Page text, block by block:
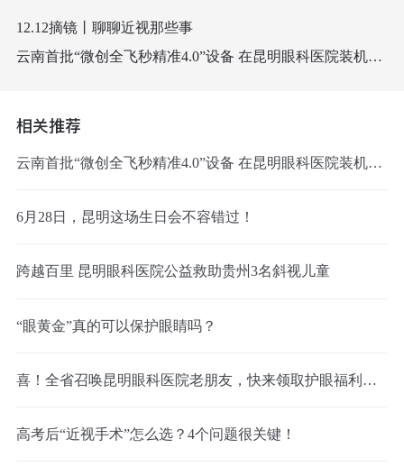
12.12摘镜丨聊聊近视那些事
云南首批“微创全飞秒精准4.0”设备 在昆明眼科医院装机成功
相关推荐
云南首批“微创全飞秒精准4.0”设备 在昆明眼科医院装机成功
6月28日，昆明这场生日会不容错过！
跨越百里 昆明眼科医院公益救助贵州3名斜视儿童
“眼黄金”真的可以保护眼睛吗？
喜！全省召唤昆明眼科医院老朋友，快来领取护眼福利啦！
高考后“近视手术”怎么选？4个问题很关键！